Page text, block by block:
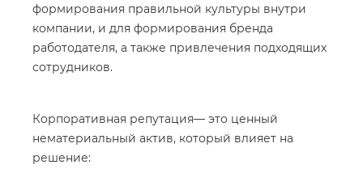
формирования правильной культуры внутри
компании, и для формирования бренда
работодателя, а также привлечения подходящих
сотрудников.
Корпоративная репутация— это ценный
нематериальный актив, который влияет на
решение: